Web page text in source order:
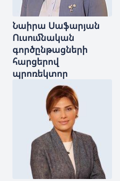
Նաիրա Սաֆարյան
Ուսումնական
գործընթացների
հարցերով
պրոռեկտոր